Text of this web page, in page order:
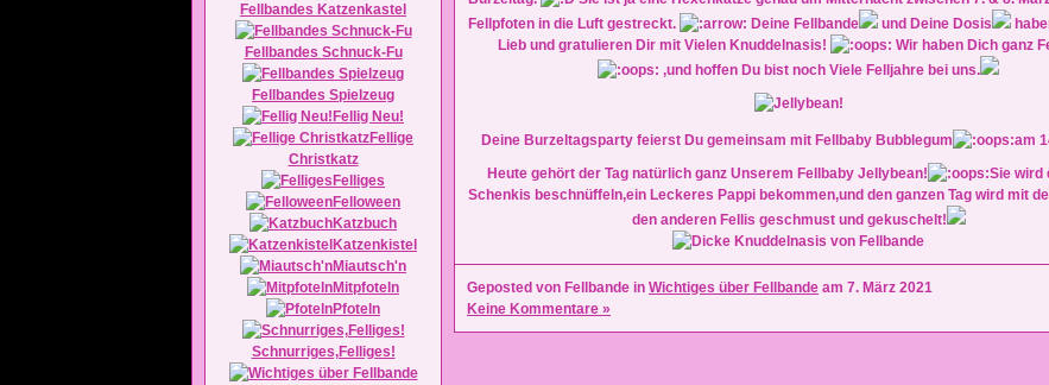
Fellbandes Katzenkastel
Fellbandes Schnuck-Fu
Fellbandes Spielzeug
Fellig Neu!
Fellige
Christkatz
Felliges
Felloween
Katzbuch
Katzenkistel
Miautsch'n
Mitpfoteln
Pfoteln
Schnurriges,Felliges!
Fellpfoten in die Luft gestreckt.
Deine Fellbande und Deine Dosis
Lieb und gratulieren Dir mit Vielen Knuddelnasis!
Wir haben Dich ganz
,und hoffen Du bist noch Viele Felljahre bei uns.
Deine Burzeltagsparty feierst Du gemeinsam mit Fellbaby Bubblegum
am
Heute gehört der Tag natürlich ganz Unserem Fellbaby Jellybean!
Sie wird
Schenkis beschnüffeln,ein Leckeres Pappi bekommen,und den ganzen Tag wird mit
den anderen Fellis geschmust und gekuschelt!
Geposted von Fellbande in Wichtiges über Fellbande am 7. März 2021
Keine Kommentare »